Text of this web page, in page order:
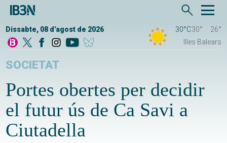
Dissabte, 08 d'agost de 2026 30°C30°
26°
Illes Balears
SOCIETAT
Portes obertes per decidir
el futur ús de Ca Savi a
Ciutadella